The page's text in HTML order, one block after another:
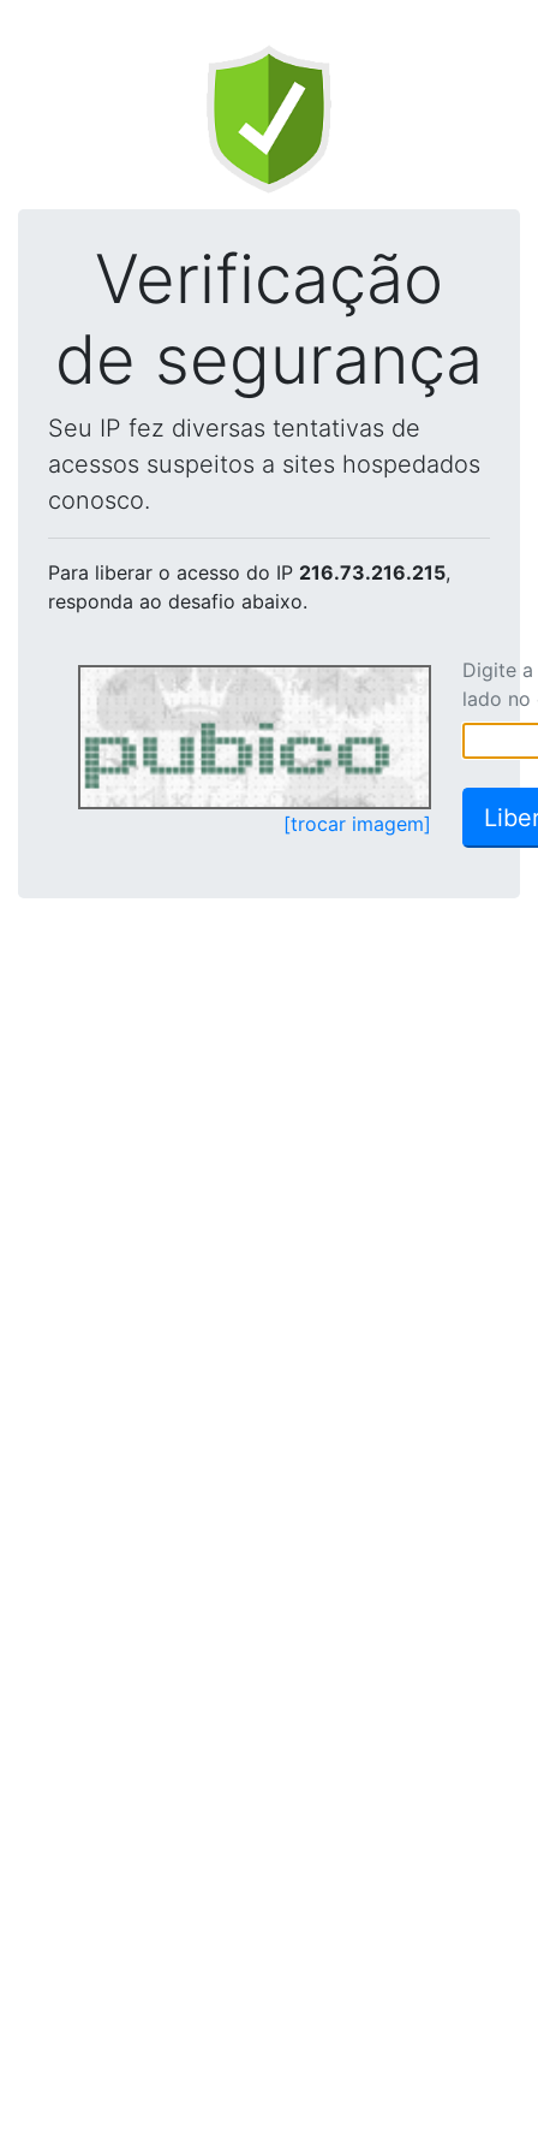
Verificação
de segurança
Seu IP fez diversas tentativas de
acessos suspeitos a sites hospedados
conosco.
Para liberar o acesso do IP 216.73.216.215,
responda ao desafio abaixo.
[trocar imagem]
Digite
lado no